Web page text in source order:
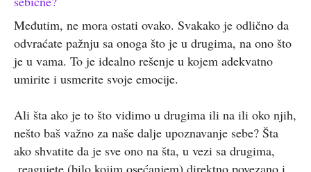
Međutim, ne mora ostati ovako. Svakako je odlično da
odvraćate pažnju sa onoga što je u drugima, na ono što
je u vama. To je idealno rešenje u kojem adekvatno
umirite i usmerite svoje emocije.
Ali šta ako je to što vidimo u drugima ili na ili oko njih,
nešto baš važno za naše dalje upoznavanje sebe? Šta
ako shvatite da je sve ono na šta, u vezi sa drugima,
reagujete (bilo kojim osećanjem) direktno povezano i